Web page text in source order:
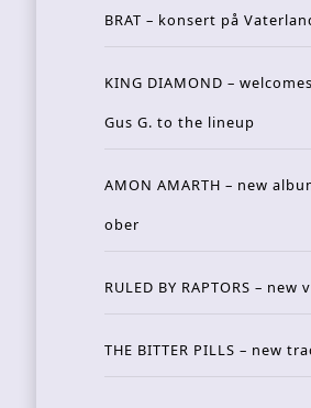
BRAT – konsert på
KING DIAMOND –
Gus G. to the lineup
AMON AMARTH – new
ober
RULED BY RAPTORS –
THE BITTER PILLS – new